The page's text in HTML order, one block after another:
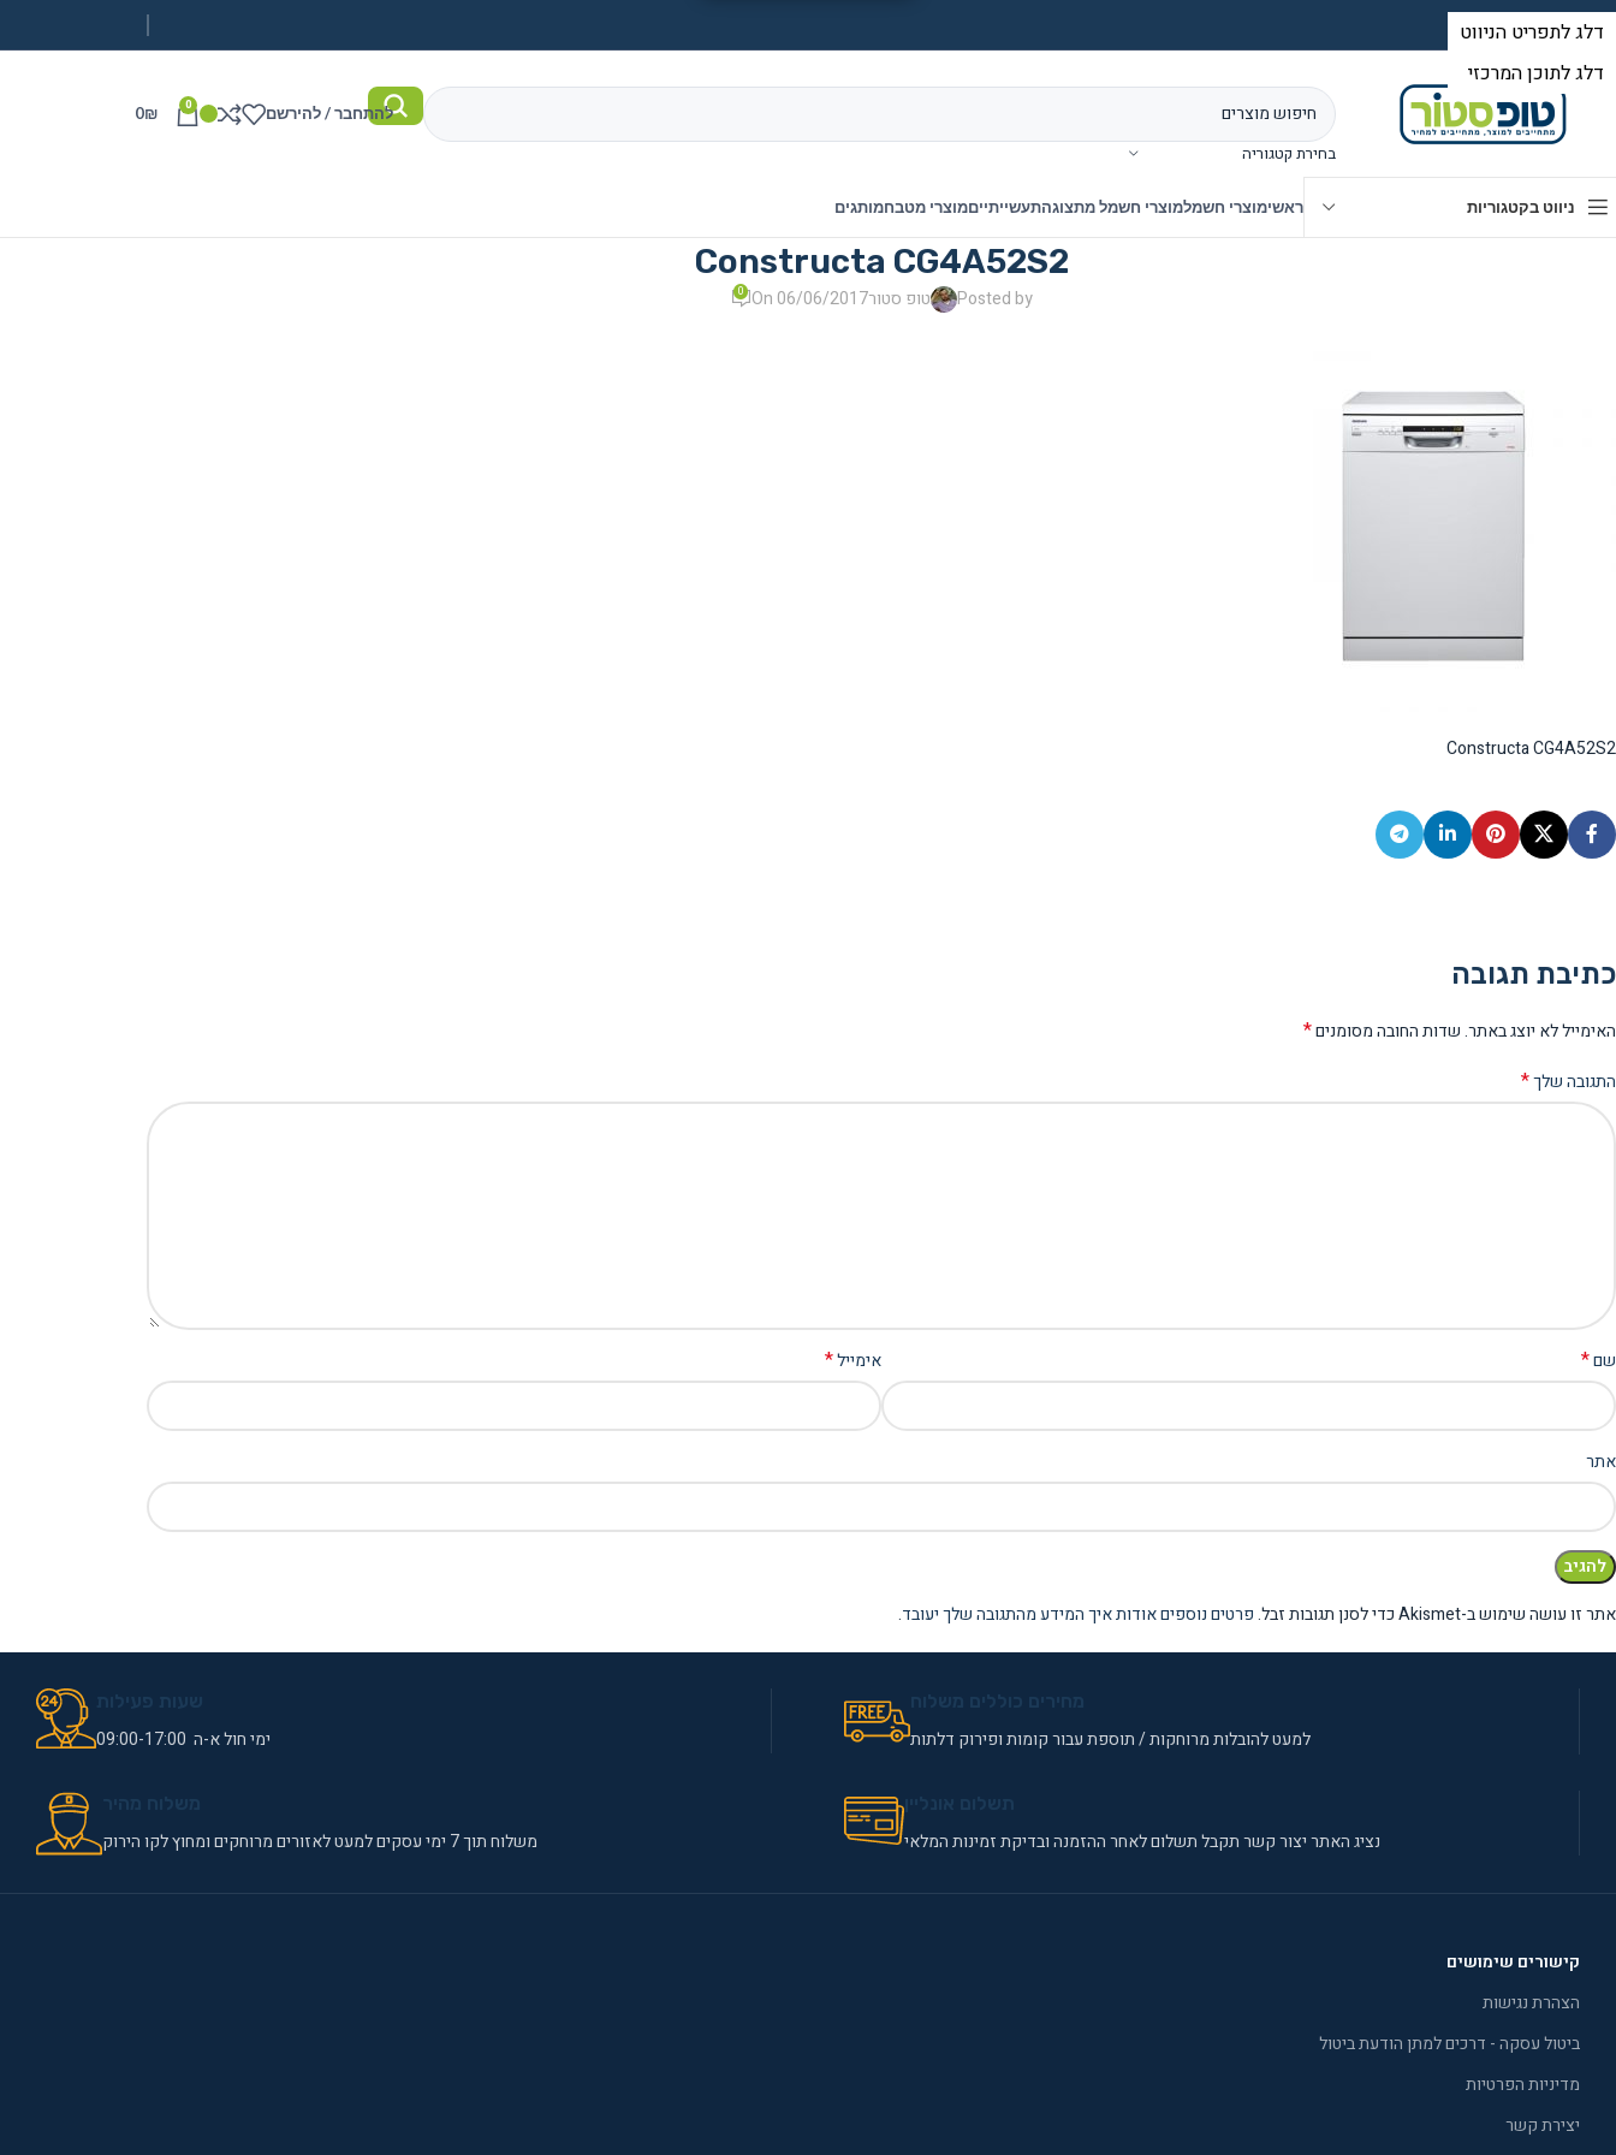
בחירת קטגוריה
להתחבר / להירשם 0
0₪
ניווט בקטגוריות ראשימוצרי חשמלמוצרי חשמל מתצוגהתעשייתייםמוצרי מטבחמותגים
Constructa CG4A52S2
Posted by טופ סטורOn 06/06/2017
0
Constructa CG4A52S2
כתיבת תגובה
האימייל לא יוצג באתר.שדות החובה מסומנים*
התגובה שלך*
שם* אימייל*
אתר
אתר זו עושה שימוש ב-Akismet כדי לסנן תגובות זבל. פרטים נוספים אודות איך המידע מהתגובה שלך יעובד.
למעט להובלות מרוחקות / תוספת עבור קומות ופירוק דלתות ימי חול א-ה 09:00-17:00
נציג האתר יצור קשר תקבל תשלום לאחר ההזמנה ובדיקת זמינות המלאי משלוח תוך 7 ימי עסקים למעט לאזורים מרוחקים ומחוץ לקו הירוק
קישורים שימושים
הצהרת נגישות
ביטול עסקה - דרכים למתן הודעת ביטול
מדיניות הפרטיות
יצירת קשר